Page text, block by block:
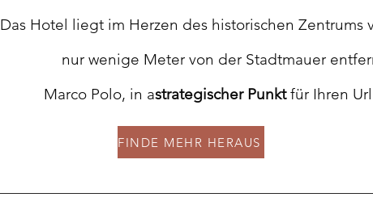
Das Hotel liegt im Herzen des historischen Zentrums
nur wenige Meter von der Stadtmauer
Marco Polo, in astrategischer Punktfür Ihren
FINDE MEHR HERAUS